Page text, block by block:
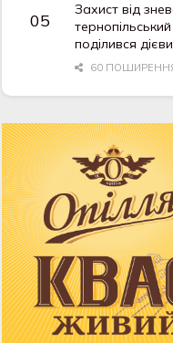
Захист від
поділився
60